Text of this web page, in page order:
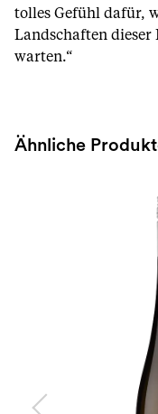
tolles Gefühl dafür,
Landschaften dieser
warten.“
Ähnliche